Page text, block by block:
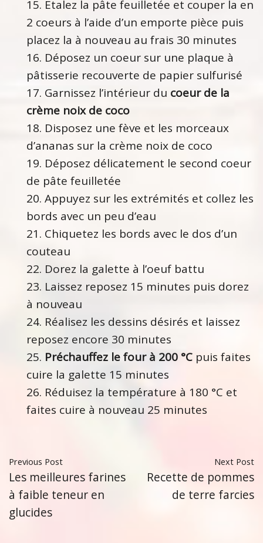
Etalez la pâte feuilletée et couper la en
2 coeurs à l’aide d’un emporte pièce puis
placez la à nouveau au frais 30 minutes
Déposez un coeur sur une plaque à
pâtisserie recouverte de papier sulfurisé
Garnissez l’intérieur du coeur de la
crème noix de coco
Disposez une fève et les morceaux
d’ananas sur la crème noix de coco
Déposez délicatement le second coeur
de pâte feuilletée
Appuyez sur les extrémités et collez les
bords avec un peu d’eau
Chiquetez les bords avec le dos d’un
couteau
Dorez la galette à l’oeuf battu
Laissez reposez 15 minutes puis dorez
à nouveau
Réalisez les dessins désirés et laissez
reposez encore 30 minutes
Préchauffez le four à 200 °C puis faites
cuire la galette 15 minutes
Réduisez la température à 180 °C et
faites cuire à nouveau 25 minutes
Previous Post
Les meilleures farines
à faible teneur en
glucides
Next Post
Recette de pommes
de terre farcies